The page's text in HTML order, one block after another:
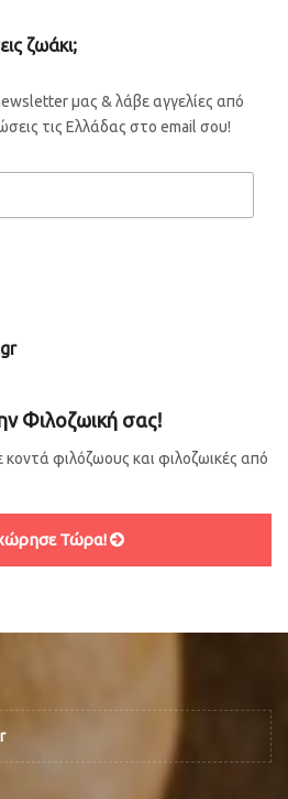
ζωάκι;
μας & λάβε αγγελίες από
τις Ελλάδας στο email σου!
Φιλοζωική σας!
φιλόζωους και φιλοζωικές από
Τώρα!